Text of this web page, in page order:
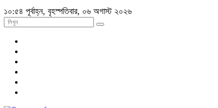
১০:৫৪ পূর্বাহ্ন, বৃহস্পতিবার, ০৬ অগাস্ট ২০২৬